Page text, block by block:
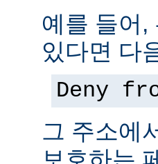
예를 들어,
있다면 다
Deny
그 주소에
보호하는